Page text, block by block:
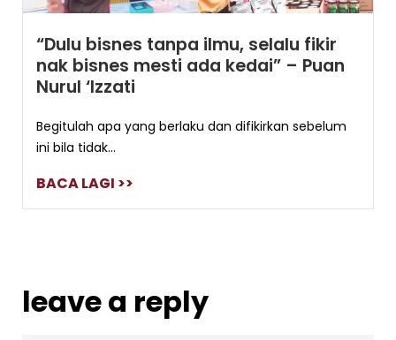
“Dulu bisnes tanpa ilmu, selalu fikir
nak bisnes mesti ada kedai” – Puan
Nurul ‘Izzati
Begitulah apa yang berlaku dan difikirkan sebelum
ini bila tidak...
BACA LAGI >>
leave a reply